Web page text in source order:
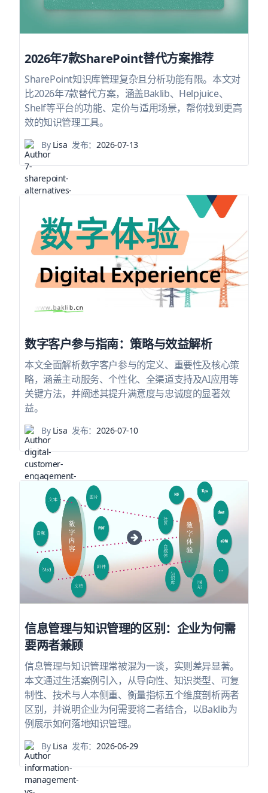
2026年7款SharePoint替代方案推荐
SharePoint知识库管理复杂且分析功能有限。本文对
比2026年7款替代方案，涵盖Baklib、Helpjuice、
Shelf等平台的功能、定价与适用场景，帮你找到更高
效的知识管理工具。
ByLisa 发布：2026-07-13
数字客户参与指南：策略与效益解析
本文全面解析数字客户参与的定义、重要性及核心策
略，涵盖主动服务、个性化、全渠道支持及AI应用等
关键方法，并阐述其提升满意度与忠诚度的显著效
益。
ByLisa 发布：2026-07-10
信息管理与知识管理的区别：企业为何需
要两者兼顾
信息管理与知识管理常被混为一谈，实则差异显著。
本文通过生活案例引入，从导向性、知识类型、可复
制性、技术与人本侧重、衡量指标五个维度剖析两者
区别，并说明企业为何需要将二者结合，以Baklib为
例展示如何落地知识管理。
ByLisa 发布：2026-06-29